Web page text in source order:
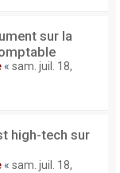
sur la
« sam. juil. 18,
high-tech sur
« sam. juil. 18,